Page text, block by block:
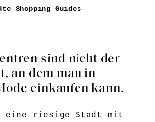
Shopping Guides
sind nicht der
an dem man in
einkaufen kann.
eine riesige Stadt mit